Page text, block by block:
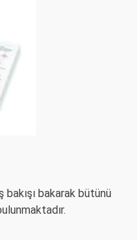
bakarak bütünü